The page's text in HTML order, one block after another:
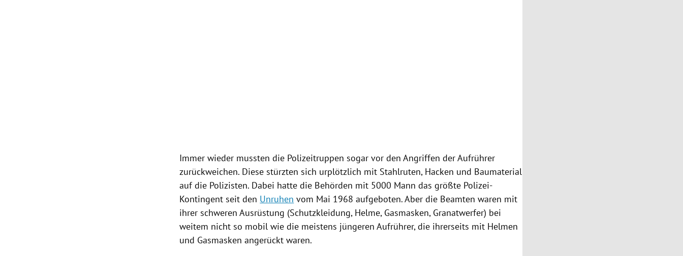
Immer wieder mussten die Polizeitruppen sogar vor den Angriffen der Aufrührer
zurückweichen. Diese stürzten sich urplötzlich mit Stahlruten, Hacken und Baumaterial
auf die Polizisten. Dabei hatte die Behörden mit 5000 Mann das größte Polizei-
Kontingent seit den Unruhen vom Mai 1968 aufgeboten. Aber die Beamten waren mit
ihrer schweren Ausrüstung (Schutzkleidung, Helme, Gasmasken, Granatwerfer) bei
weitem nicht so mobil wie die meistens jüngeren Aufrührer, die ihrerseits mit Helmen
und Gasmasken angerückt waren.